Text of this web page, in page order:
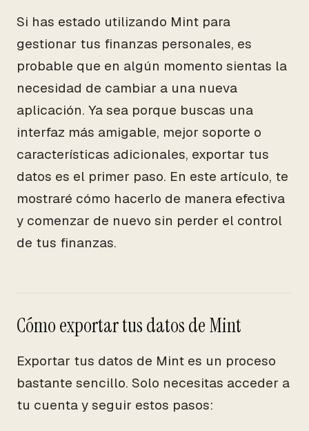
Si has estado utilizando Mint para
gestionar tus finanzas personales, es
probable que en algún momento sientas la
necesidad de cambiar a una nueva
aplicación. Ya sea porque buscas una
interfaz más amigable, mejor soporte o
características adicionales, exportar tus
datos es el primer paso. En este artículo, te
mostraré cómo hacerlo de manera efectiva
y comenzar de nuevo sin perder el control
de tus finanzas.
Cómo exportar tus datos de Mint
Exportar tus datos de Mint es un proceso
bastante sencillo. Solo necesitas acceder a
tu cuenta y seguir estos pasos: